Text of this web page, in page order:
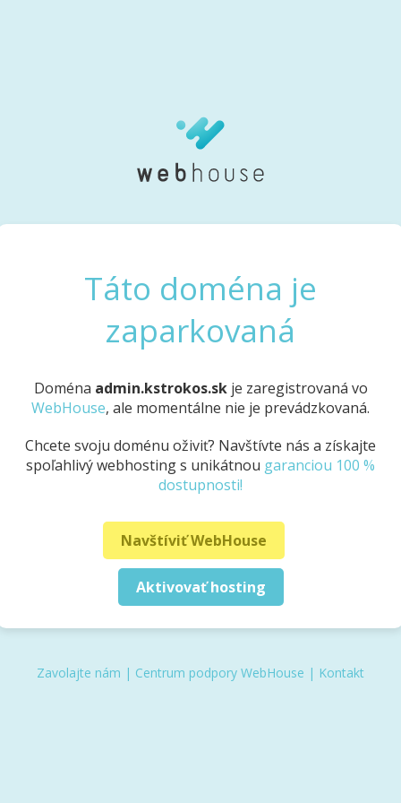
Táto doména je
zaparkovaná
Doména admin.kstrokos.skje zaregistrovaná vo
WebHouse, ale momentálne nie je prevádzkovaná.
Chcete svoju doménu oživiť? Navštívte nás a získajte
spoľahlivý webhosting s unikátnou garanciou 100 %
dostupnosti!
Navštíviť WebHouse
Aktivovať hosting
Zavolajte nám | Centrum podpory WebHouse | Kontakt